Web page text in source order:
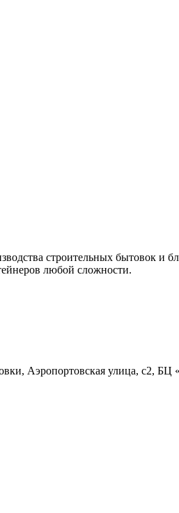
строительных бытовок и
любой сложности.
Аэропортовская улица, с2, БЦ